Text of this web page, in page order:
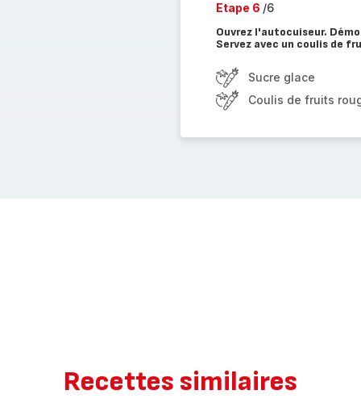
Etape 6 /6
Ouvrez l'autocuiseur.
Servez avec un coulis de
Sucre glace
Coulis de fruits
Recettes similaires